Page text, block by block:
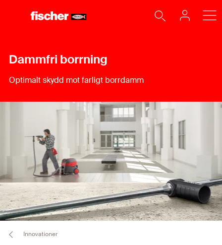
Dammfri borrning
Optimalt skydd mot farligt borrdamm
Innovationer